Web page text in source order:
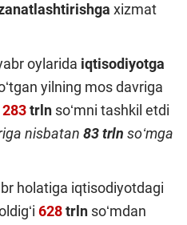
xizmat
oylarida iqtisodiyotga
yilning mos davriga
283trln soʻmni tashkil etdi
nisbatan 83 trln soʻmga
holatiga iqtisodiyotdagi
628trln soʻmdan